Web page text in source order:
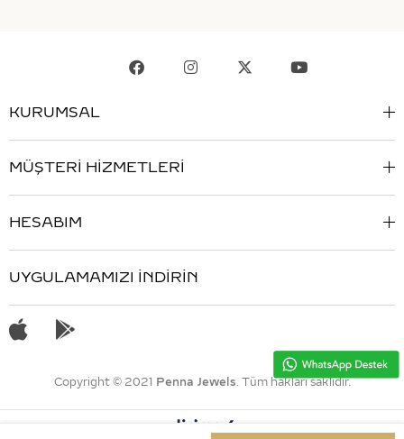
KURUMSAL
MÜŞTERİ HİZMETLERİ
HESABIM
UYGULAMAMIZI İNDİRİN
Copyright © 2021 Penna Jewels. Tüm hakları saklıdır.